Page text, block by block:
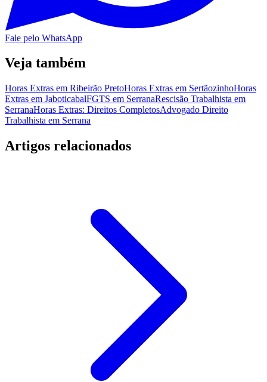
Fale pelo WhatsApp
Veja também
Horas Extras em Ribeirão PretoHoras Extras em SertãozinhoHoras
Extras em JaboticabalFGTS em SerranaRescisão Trabalhista em
SerranaHoras Extras: Direitos CompletosAdvogado Direito
Trabalhista em Serrana
Artigos relacionados